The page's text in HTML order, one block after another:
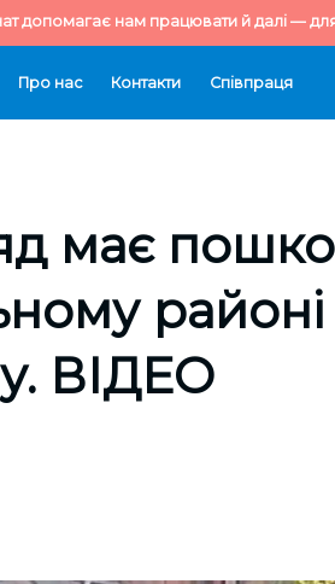
допомагає нам працювати й далі — для
Про нас Контакти Cпівпраця
має
районі
ВІДЕО